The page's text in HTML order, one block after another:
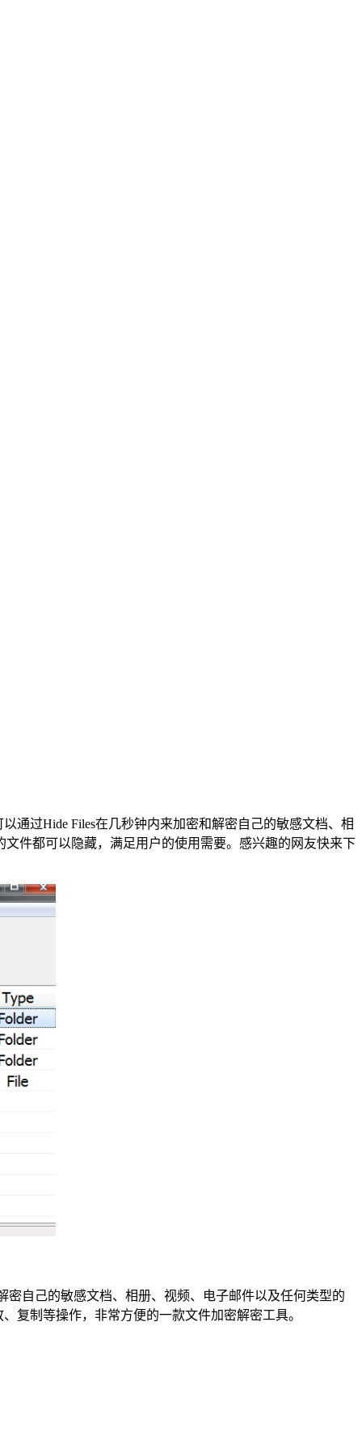
通过Hide Files在几秒钟内来加密和解密自己的敏感文档、相
件都可以隐藏，满足用户的使用需要。感兴趣的网友快来下
密自己的敏感文档、相册、视频、电子邮件以及任何类型的
复制等操作，非常方便的一款文件加密解密工具。